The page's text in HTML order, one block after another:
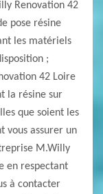
Renovation 42
pose résine
les matériels
;
42 Loire
la résine sur
que soient les
vous assurer un
M.Willy
en respectant
à contacter